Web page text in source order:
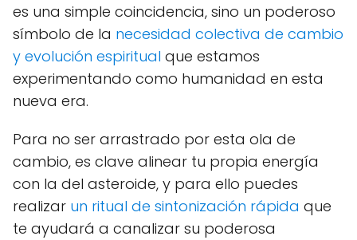
es una simple coincidencia, sino un poderoso
símbolo de la necesidad colectiva de cambio
y evolución espiritual que estamos
experimentando como humanidad en esta
nueva era.
Para no ser arrastrado por esta ola de
cambio, es clave alinear tu propia energía
con la del asteroide, y para ello puedes
realizar un ritual de sintonización rápida que
te ayudará a canalizar su poderosa